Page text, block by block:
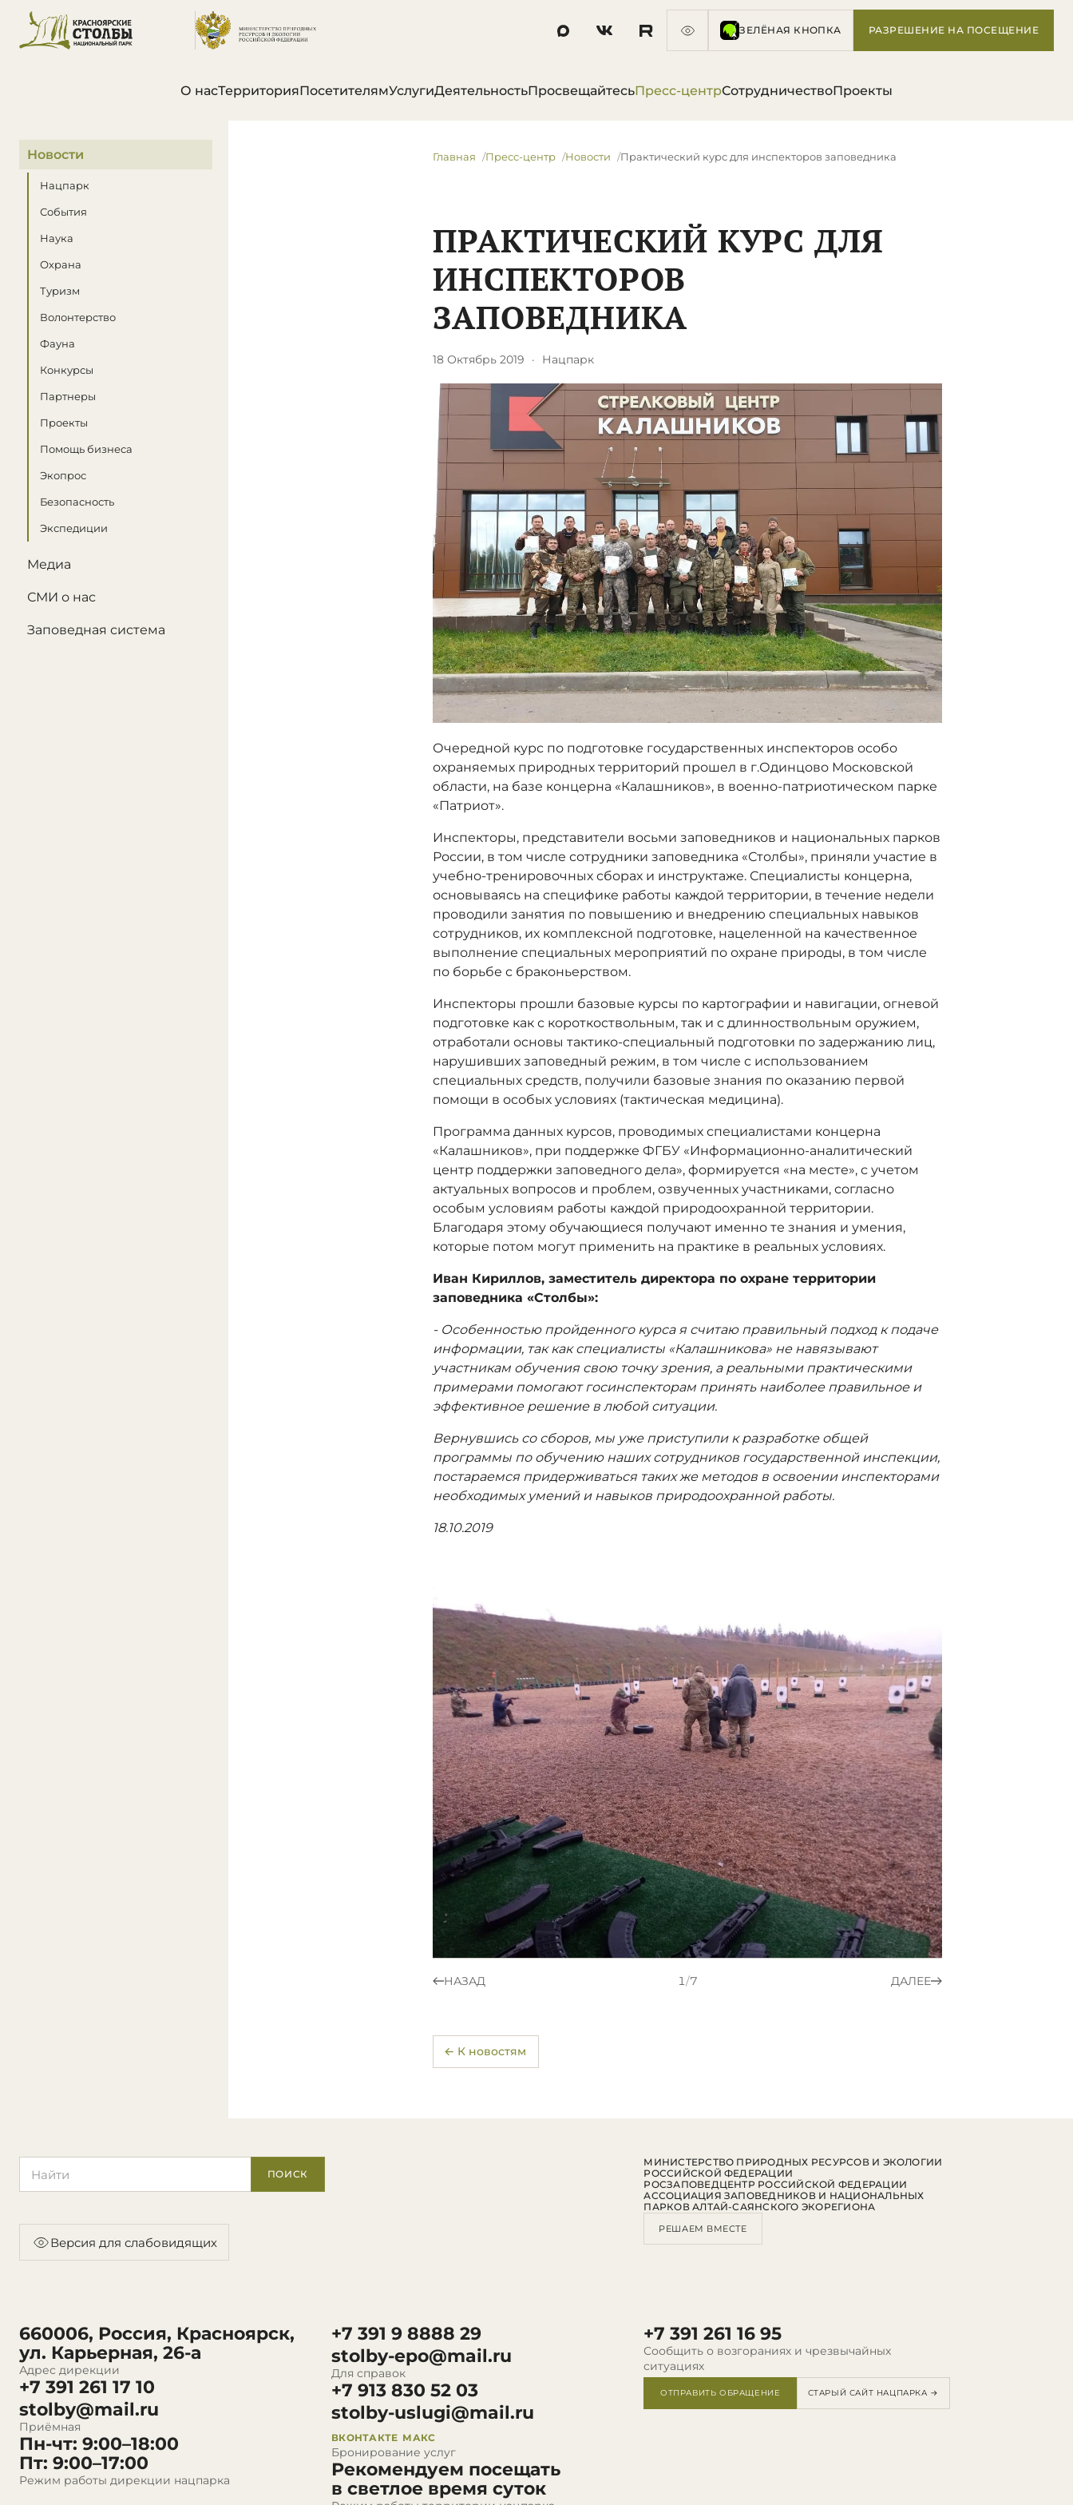
ЗЕЛЁНАЯ КНОПКА РАЗРЕШЕНИЕ НА ПОСЕЩЕНИЕ
О насТерриторияПосетителямУслугиДеятельностьПросвещайтесьПресс-центрСотрудничествоПроекты
В этом разделе
Новости
Нацпарк
События
Наука
Охрана
Туризм
Волонтерство
Фауна
Конкурсы
Партнеры
Проекты
Помощь бизнеса
Экопрос
Безопасность
Экспедиции
Медиа
СМИ о нас
Заповедная система
Главная Пресс-центр Новости Практический курс для инспекторов заповедника
ПРАКТИЧЕСКИЙ КУРС ДЛЯ
ИНСПЕКТОРОВ
ЗАПОВЕДНИКА
18 Октябрь 2019 · Нацпарк
Очередной курс по подготовке государственных инспекторов особо
охраняемых природных территорий прошел в г.Одинцово Московской
области, на базе концерна «Калашников», в военно-патриотическом парке
«Патриот».
Инспекторы, представители восьми заповедников и национальных парков
России, в том числе сотрудники заповедника «Столбы», приняли участие в
учебно-тренировочных сборах и инструктаже. Специалисты концерна,
основываясь на специфике работы каждой территории, в течение недели
проводили занятия по повышению и внедрению специальных навыков
сотрудников, их комплексной подготовке, нацеленной на качественное
выполнение специальных мероприятий по охране природы, в том числе
по борьбе с браконьерством.
Инспекторы прошли базовые курсы по картографии и навигации, огневой
подготовке как с короткоствольным, так и с длинноствольным оружием,
отработали основы тактико-специальный подготовки по задержанию лиц,
нарушивших заповедный режим, в том числе с использованием
специальных средств, получили базовые знания по оказанию первой
помощи в особых условиях (тактическая медицина).
Программа данных курсов, проводимых специалистами концерна
«Калашников», при поддержке ФГБУ «Информационно-аналитический
центр поддержки заповедного дела», формируется «на месте», с учетом
актуальных вопросов и проблем, озвученных участниками, согласно
особым условиям работы каждой природоохранной территории.
Благодаря этому обучающиеся получают именно те знания и умения,
которые потом могут применить на практике в реальных условиях.
Иван Кириллов, заместитель директора по охране территории
заповедника «Столбы»:
- Особенностью пройденного курса я считаю правильный подход к подаче
информации, так как специалисты «Калашникова» не навязывают
участникам обучения свою точку зрения, а реальными практическими
примерами помогают госинспекторам принять наиболее правильное и
эффективное решение в любой ситуации.
Вернувшись со сборов, мы уже приступили к разработке общей
программы по обучению наших сотрудников государственной инспекции,
постараемся придерживаться таких же методов в освоении инспекторами
необходимых умений и навыков природоохранной работы.
18.10.2019
НАЗАД 1/7 ДАЛЕЕ
← К новостям
ПОИСК
Версия для слабовидящих
660006, Россия, Красноярск,
ул. Карьерная, 26-а
Адрес дирекции
+7 391 261 17 10
stolby@mail.ru
Приёмная
Пн-чт: 9:00–18:00
Пт: 9:00–17:00
Режим работы дирекции нацпарка
+7 391 9 8888 29
stolby-epo@mail.ru
Для справок
+7 913 830 52 03
stolby-uslugi@mail.ru
ВКОНТАКТЕ МАКС
Бронирование услуг
Рекомендуем посещать
в светлое время суток
+7 391 261 16 95
Сообщить о возгораниях и чрезвычайных
ситуациях
ОТПРАВИТЬ ОБРАЩЕНИЕ СТАРЫЙ САЙТ НАЦПАРКА →
МИНИСТЕРСТВО ПРИРОДНЫХ РЕСУРСОВ И ЭКОЛОГИИ
РОССИЙСКОЙ ФЕДЕРАЦИИ
РОСЗАПОВЕДЦЕНТР РОССИЙСКОЙ ФЕДЕРАЦИИ
АССОЦИАЦИЯ ЗАПОВЕДНИКОВ И НАЦИОНАЛЬНЫХ
ПАРКОВ АЛТАЙ-САЯНСКОГО ЭКОРЕГИОНА
РЕШАЕМ ВМЕСТЕ